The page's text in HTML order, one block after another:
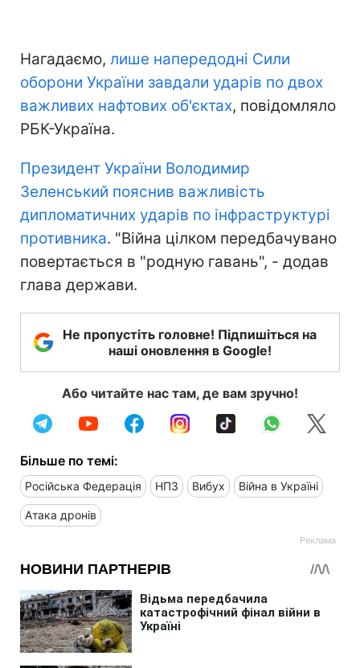
Нагадаємо, лише напередодні Сили
оборони України завдали ударів по двох
важливих нафтових об'єктах, повідомляло
РБК-Україна.
Президент України Володимир
Зеленський пояснив важливість
дипломатичних ударів по інфраструктурі
противника. "Війна цілком передбачувано
повертається в "родную гавань", - додав
глава держави.
Не пропустіть головне! Підпишіться на
наші оновлення в Google!
Або читайте нас там, де вам зручно!
Більше по темі:
Російська Федерація НПЗ Вибух Війна в Україні
Атака дронів